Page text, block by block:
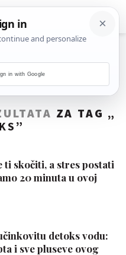
ZA TAG „
”
ti skočiti, a stres postati
20 minuta u ovoj
detoks vodu:
i sve pluseve ovog
in with Google